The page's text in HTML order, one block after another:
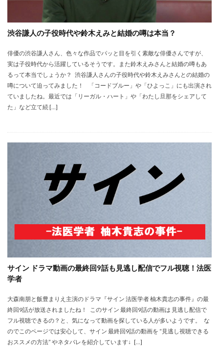
渋谷謙人の子役時代や鈴木えみと結婚の噂は本当？
俳優の渋谷謙人さん、色々な作品でパッと目を引く素敵な俳優さんですが、
実は子役時代から活躍しているそうです。また鈴木えみさんと結婚の噂もあ
るって本当でしょうか？ 渋谷謙人さんの子役時代や鈴木えみさんとの結婚の
噂について迫ってみました！ 「コードブルー」や「ひよっこ」にも出演され
ていましたね。最近では「リーガル・ハート」や「わたし旦那をシェアして
た」など立て続 […]
サイン ドラマ動画の最終回9話も見逃し配信でフル視聴！法医
学者
大森南朋と飯豊まりえ主演のドラマ『サイン 法医学者 柚木貴志の事件』の最
終回9話が放送されましたね！ このサイン 最終回9話の動画は 見逃し配信で
フル視聴できるの？と、気になって動画を探している人が多いようです。 な
のでこのページでは安心して、サイン 最終回9話の動画を “見逃し視聴できる
おススメの方法” やネタバレを紹介しています↓ […]